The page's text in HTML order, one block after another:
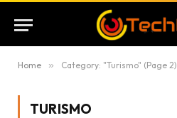
Home » Category: "Turismo" (Page 2)
TURISMO